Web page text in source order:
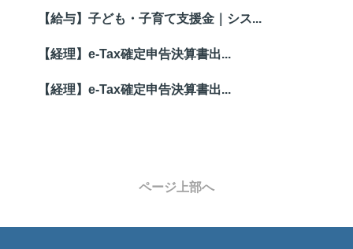
【給与】子ども・子育て支援金｜シス...
【経理】e-Tax確定申告決算書出...
【経理】e-Tax確定申告決算書出...
ページ上部へ